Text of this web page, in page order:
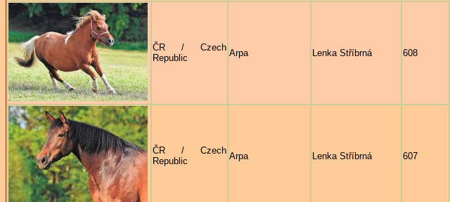
ČR / Czech
Republic
Arpa Lenka Stříbrná 608
ČR / Czech
Republic
Arpa Lenka Stříbrná 607